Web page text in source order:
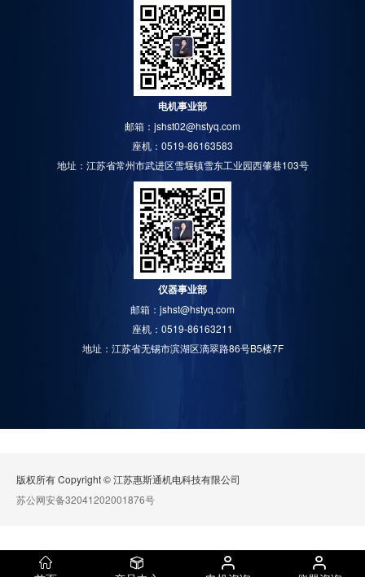
电机事业部
邮箱：jshst02@hstyq.com
座机：0519-86163583
地址：江苏省常州市武进区雪堰镇雪东工业园西肇巷103号
仪器事业部
邮箱：jshst@hstyq.com
座机：0519-86163211
地址：江苏省无锡市滨湖区滴翠路86号B5楼7F
版权所有 Copyright © 江苏惠斯通机电科技有限公司
苏公网安备32041202001876号